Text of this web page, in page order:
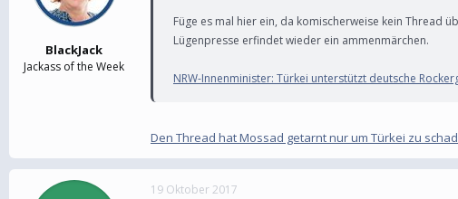
BlackJack
Jackass of the Week
Füge es mal hier ein, da komischerweise kein Thread
Lügenpresse erfindet wieder ein ammenmärchen.
NRW-Innenminister: Türkei unterstützt deutsche
Den Thread hat Mossad getarnt nur um Türkei zu
19 Oktober 2017